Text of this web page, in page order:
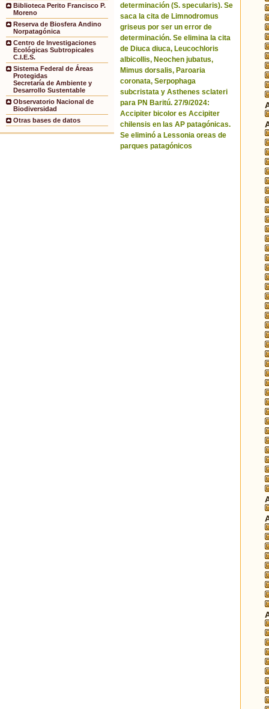
Biblioteca Perito Francisco P.
Moreno
Reserva de Biosfera Andino
Norpatagónica
Centro de Investigaciones
Ecológicas Subtropicales
C.I.E.S.
Sistema Federal de Áreas
Protegidas
Secretaría de Ambiente y
Desarrollo Sustentable
Observatorio Nacional de
Biodiversidad
Otras bases de datos
determinación (S. specularis). Se
saca la cita de Limnodromus
griseus por ser un error de
determinación. Se elimina la cita
de Diuca diuca, Leucochloris
albicollis, Neochen jubatus,
Mimus dorsalis, Paroaria
coronata, Serpophaga
subcristata y Asthenes sclateri
para PN Baritú. 27/9/2024:
Accipiter bicolor es Accipiter
chilensis en las AP patagónicas.
Se eliminó a Lessonia oreas de
parques patagónicos